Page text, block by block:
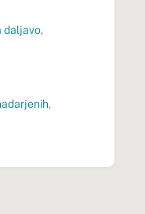
daljavo,
,